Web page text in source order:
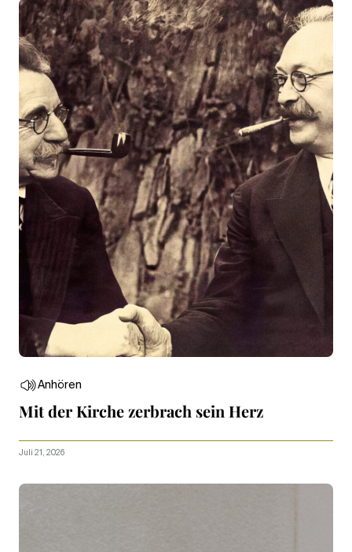
Anhören
Mit der Kirche zerbrach sein Herz
Juli 21, 2026